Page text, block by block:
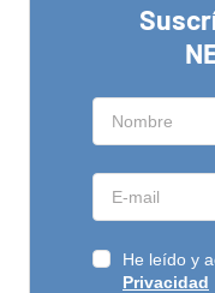
He leído y
Privacidad